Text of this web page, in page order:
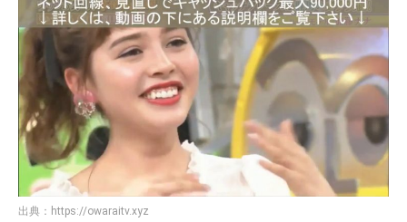
出典： https://owaraitv.xyz